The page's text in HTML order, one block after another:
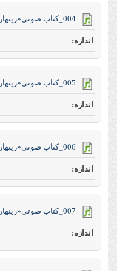
004_کتاب صوتی«زینهار از تکبر»، صفحه 40 تا 61
005_کتاب صوتی«زینهار از تکبر»، صفحه 62 تا 78
006_کتاب صوتی«زینهار از تکبر»، صفحه 79 تا 98
007_کتاب صوتی«زینهار از تکبر»، صفحه 98 تا 118